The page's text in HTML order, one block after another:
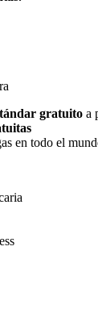
gratuito a
en todo el